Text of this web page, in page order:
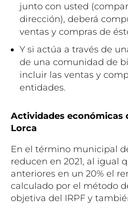
junto con usted
dirección), deberá
ventas y compras de
Y si actúa a través de
de una comunidad de
incluir las ventas y
entidades.
Actividades económicas
Lorca
En el término municipal
reducen en 2021, al igual
anteriores en un 20% el
calculado por el método
objetiva del IRPF y